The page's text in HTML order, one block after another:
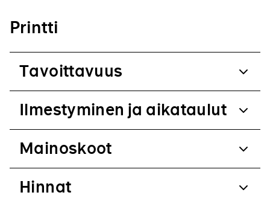
Printti
Tavoittavuus
Ilmestyminen ja aikataulut
Mainoskoot
Hinnat